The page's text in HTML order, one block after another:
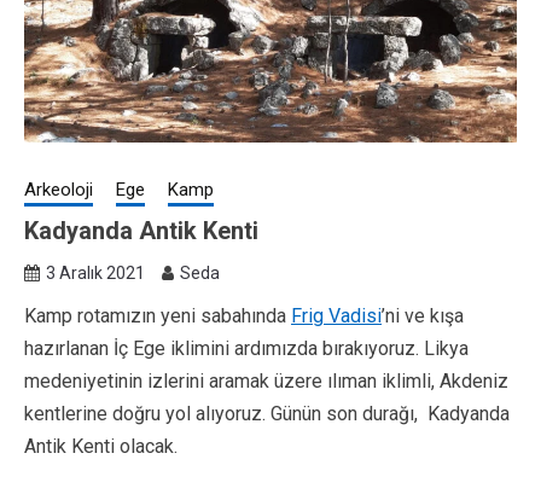
Arkeoloji Ege Kamp
Kadyanda Antik Kenti
3 Aralık 2021 Seda
Kamp rotamızın yeni sabahında Frig Vadisi’ni ve kışa
hazırlanan İç Ege iklimini ardımızda bırakıyoruz. Likya
medeniyetinin izlerini aramak üzere ılıman iklimli, Akdeniz
kentlerine doğru yol alıyoruz. Günün son durağı, Kadyanda
Antik Kenti olacak.